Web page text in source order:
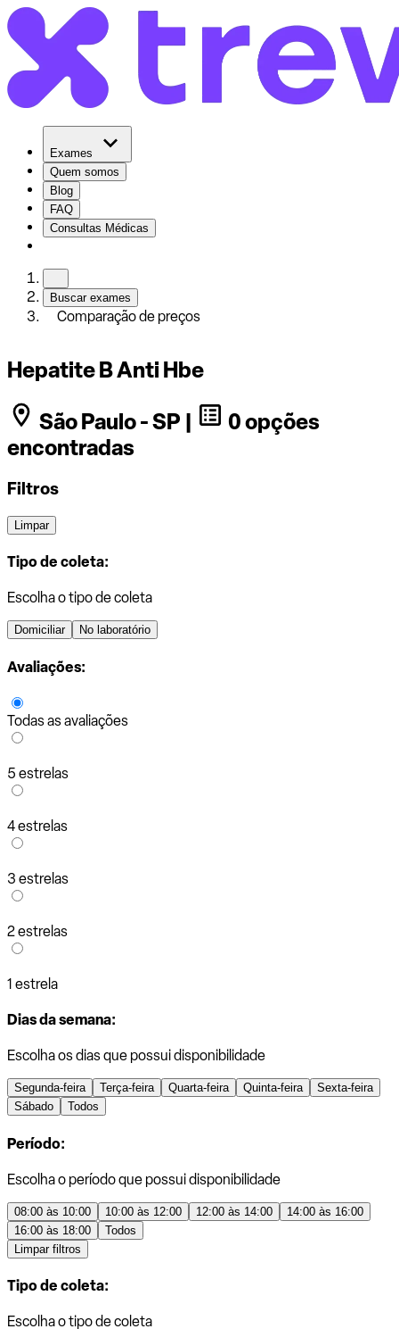
Exames
Quem somos
Blog
FAQ
Consultas Médicas
Buscar exames
Comparação de preços
Hepatite B Anti Hbe
São Paulo - SP |
0 opções
encontradas
Filtros
Limpar
Tipo de coleta:
Escolha o tipo de coleta
Domiciliar No laboratório
Avaliações:
Todas as avaliações
5 estrelas
4 estrelas
3 estrelas
2 estrelas
1 estrela
Dias da semana:
Escolha os dias que possui disponibilidade
Segunda-feira Terça-feira Quarta-feira Quinta-feira
Sexta-feira
Sábado
Todos
Período:
Escolha o período que possui disponibilidade
08:00 às 10:00 10:00 às 12:00 12:00 às 14:00
14:00 às 16:00
16:00 às 18:00
Todos
Limpar filtros
Tipo de coleta:
Escolha o tipo de coleta